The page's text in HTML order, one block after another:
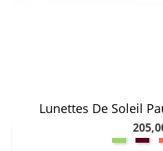
Lunettes De Soleil